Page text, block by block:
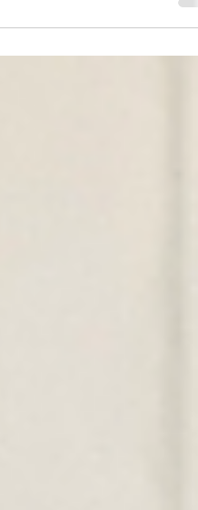
"el dolor es inevitable en esta vida
es opcional". La vida es un